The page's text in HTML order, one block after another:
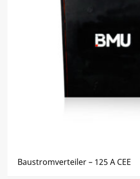
Baustromverteiler – 125 A CEE